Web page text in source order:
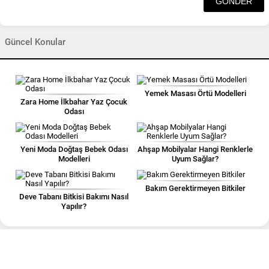
Güncel Konular
Zara Home İlkbahar Yaz Çocuk
Odası
Yemek Masası Örtü Modelleri
Yeni Moda Doğtaş Bebek Odası
Modelleri
Ahşap Mobilyalar Hangi Renklerle
Uyum Sağlar?
Deve Tabanı Bitkisi Bakımı Nasıl
Yapılır?
Bakım Gerektirmeyen Bitkiler